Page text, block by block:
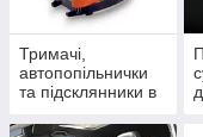
Тримачі,
автопопільнички
та підсклянники в